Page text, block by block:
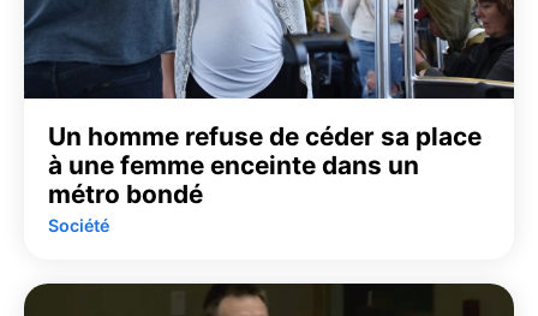
Un homme refuse de céder sa place
à une femme enceinte dans un
métro bondé
Société